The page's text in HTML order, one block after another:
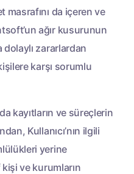
da içeren ve
ağır kusurunun
dolaylı zararlardan
karşı sorumlu
kayıtların ve süreçlerin
Kullanıcı’nın ilgili
yerine
ve kurumların